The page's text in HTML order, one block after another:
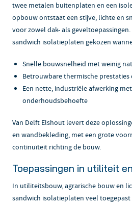
twee metalen buitenplaten en een
opbouw ontstaat een stijve, lichte en
voor zowel dak- als
sandwich isolatieplaten gekozen
Snelle bouwsnelheid met weinig
Betrouwbare thermische
Een nette, industriële afwerking
onderhoudsbehoefte
Van Delft Elshout levert deze
en wandbekleding, met een grote
continuïteit richting de bouw.
Toepassingen in utiliteit
In utiliteitsbouw, agrarische bouw en
sandwich isolatieplaten veel